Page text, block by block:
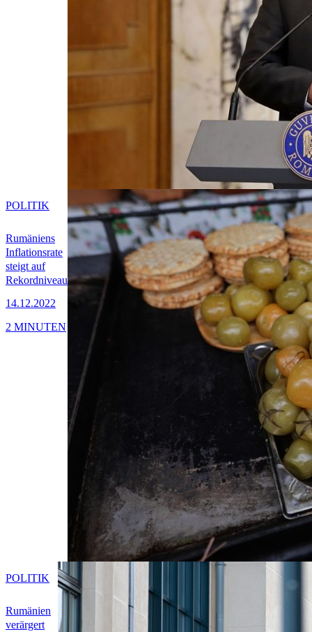
Rumäniens
Inflationsrate
steigt auf
Rekordniveau
14.12.2022
POLITIK
2 MINUTEN
Rumänien
verärgert
POLITIK